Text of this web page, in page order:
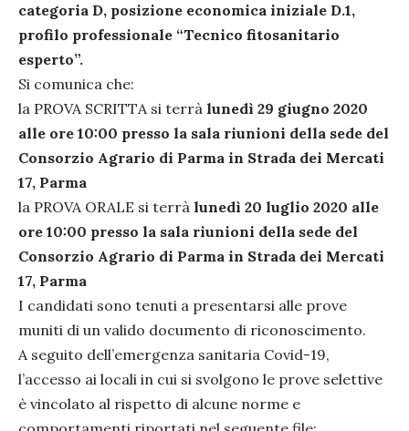
categoria D, posizione economica iniziale D.1,
profilo professionale “Tecnico fitosanitario
esperto”.
Si comunica che:
la PROVA SCRITTA si terrà lunedì 29 giugno 2020
alle ore 10:00 presso la sala riunioni della sede del
Consorzio Agrario di Parma in Strada dei Mercati
17, Parma
la PROVA ORALE si terrà lunedì 20 luglio 2020 alle
ore 10:00 presso la sala riunioni della sede del
Consorzio Agrario di Parma in Strada dei Mercati
17, Parma
I candidati sono tenuti a presentarsi alle prove
muniti di un valido documento di riconoscimento.
A seguito dell’emergenza sanitaria Covid-19,
l’accesso ai locali in cui si svolgono le prove selettive
è vincolato al rispetto di alcune norme e